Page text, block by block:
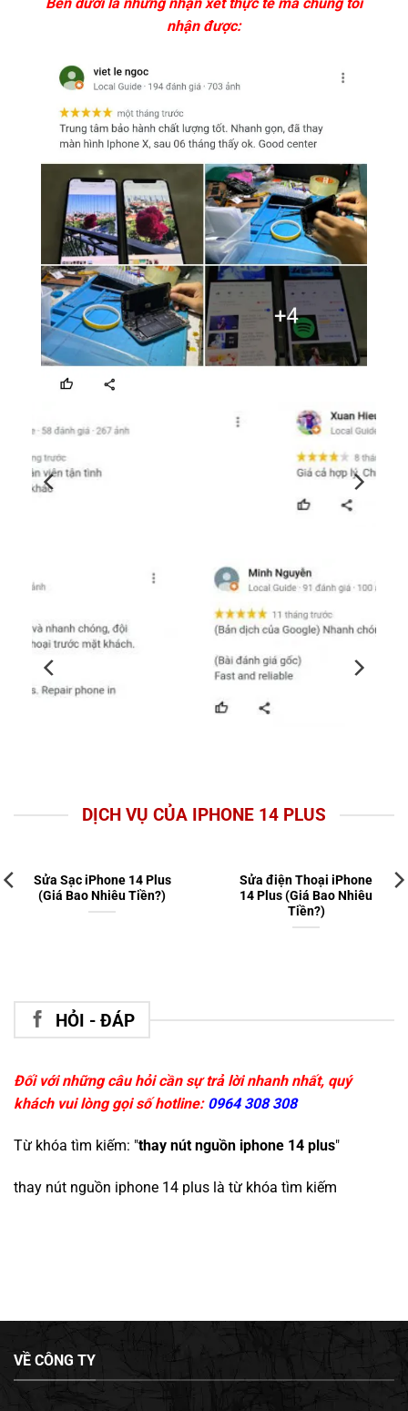
nhận được:
DỊCH VỤ CỦA IPHONE 14 PLUS
Sửa Sạc iPhone 14 Plus
(Giá Bao Nhiêu Tiền?)
Sửa điện Thoại iPhone
14 Plus (Giá Bao Nhiêu
Tiền?)
HỎI - ĐÁP
Đối với những câu hỏi cần sự trả lời nhanh nhất, quý
khách vui lòng gọi số hotline: 0964 308 308
Từ khóa tìm kiếm: "thay nút nguồn iphone 14 plus"
thay nút nguồn iphone 14 plus là từ khóa tìm kiếm
VỀ CÔNG TY